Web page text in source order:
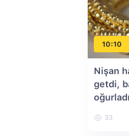
10:10
Nişan
getdi,
oğurladı
33